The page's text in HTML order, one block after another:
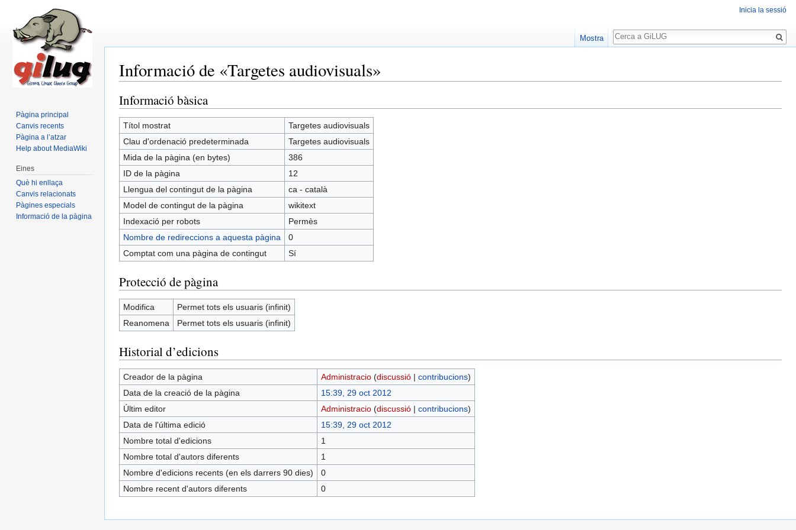
Informació de «Targetes audiovisuals»
Informació bàsica
Títol mostrat
Targetes audiovisuals
Clau d'ordenació predeterminada
Targetes audiovisuals
Mida de la pàgina (en bytes)
386
ID de la pàgina
12
Llengua del contingut de la pàgina
ca - català
Model de contingut de la pàgina
wikitext
Indexació per robots
Permès
Nombre de redireccions a aquesta pàgina
0
Comptat com una pàgina de contingut
Sí
Protecció de pàgina
Modifica
Permet tots els usuaris (infinit)
Reanomena
Permet tots els usuaris (infinit)
Historial d’edicions
Creador de la pàgina Administracio (discussió| contribucions)
Data de la creació de la pàgina
15:39, 29 oct 2012
Últim editor
Administracio (discussió| contribucions)
Data de l'última edició
15:39, 29 oct 2012
Nombre total d'edicions
1
Nombre total d'autors diferents
1
Nombre d'edicions recents (en els darrers 90 dies)
0
Nombre recent d'autors diferents
0
Inicia la sessió
Mostra
Cerca
Pàgina principal
Canvis recents
Pàgina a l’atzar
Help about MediaWiki
Eines
Què hi enllaça
Canvis relacionats
Pàgines especials
Informació de la pàgina